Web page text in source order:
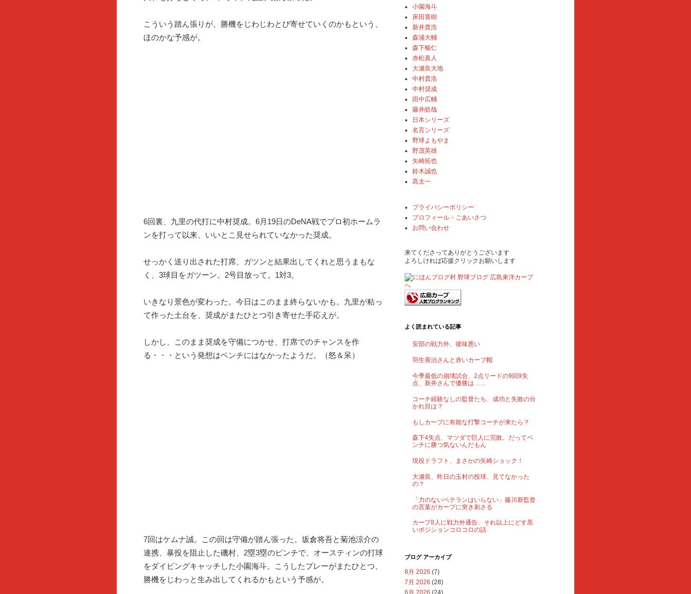
こういう踏ん張りが、勝機をじわじわとび寄せていくのかもという、
ほのかな予感が。
6回裏、九里の代打に中村奨成。6月19日のDeNA戦でプロ初ホームラ
ンを打って以来、いいとこ見せられていなかった奨成。
せっかく送り出された打席、ガツンと結果出してくれと思うまもな
く、3球目をガツーン。2号目放って。1対3。
いきなり景色が変わった。今日はこのまま終らないかも。九里が粘っ
て作った土台を、奨成がまたひとつ引き寄せた手応えが。
しかし、このまま奨成を守備につかせ、打席でのチャンスを作
る・・・という発想はベンチにはなかったようだ。（怒＆呆）
7回はケムナ誠。この回は守備が踏ん張った。坂倉将吾と菊池涼介の
連携、暴投を阻止した磯村、2塁3塁のピンチで、オースティンの打球
をダイビングキャッチした小園海斗。こうしたプレーがまたひとつ、
勝機をじわっと生み出してくれるかもという予感が。
小園海斗
床田寛樹
新井貴浩
森浦大輔
森下暢仁
赤松真人
大瀬良大地
中村貴浩
中村奨成
田中広輔
藤井皓哉
日本シリーズ
名言シリーズ
野球よもやま
野茂英雄
矢崎拓也
鈴木誠也
髙太一
プライバシーポリシー
プロフィール・ごあいさつ
お問い合わせ
来てくださってありがとうございます
よろしければ応援クリックお願いします
よく読まれている記事
安部の戦力外、後味悪い
羽生善治さんと赤いカープ帽
今季最低の崩壊試合、2点リードの9回9失
点、新井さんで優勝は……
コーチ経験なしの監督たち、成功と失敗の分
かれ目は？
もしカープに有能な打撃コーチが来たら？
森下4失点、マツダで巨人に完敗。だってベ
ンチに勝つ気ないんだもん
現役ドラフト、まさかの矢崎ショック！
大瀬良、昨日の玉村の投球、見てなかった
の？
「力のないベテランはいらない」藤川新監督
の言葉がカープに突き刺さる
カープ8人に戦力外通告、それ以上にどす黒
いポジションコロコロの話
ブログ アーカイブ
8月 2026 (7)
7月 2026 (28)
6月 2026 (24)